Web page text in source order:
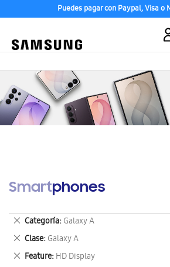
Puedes pagar con Paypal, Visa o
Smartphones
Categoría Galaxy A
Eliminar
este
artículo
Clase Galaxy A
Eliminar
este
artículo
Feature HD Display
Eliminar